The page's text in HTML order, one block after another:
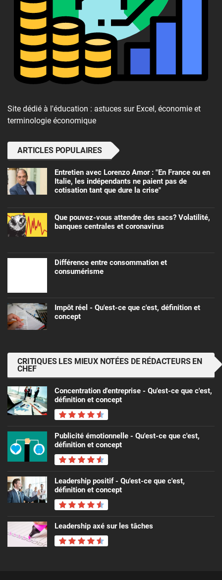
Site dédié à l'éducation : astuces sur Excel, économie et
terminologie économique
ARTICLES POPULAIRES
Entretien avec Lorenzo Amor : "En France ou en
Italie, les indépendants ne paient pas de
cotisation tant que dure la crise"
Que pouvez-vous attendre des sacs? Volatilité,
banques centrales et coronavirus
Différence entre consommation et
consumérisme
Impôt réel - Qu'est-ce que c'est, définition et
concept
CRITIQUES LES MIEUX NOTÉES DE RÉDACTEURS EN
CHEF
Concentration d'entreprise - Qu'est-ce que c'est,
définition et concept
Publicité émotionnelle - Qu'est-ce que c'est,
définition et concept
Leadership positif - Qu'est-ce que c'est,
définition et concept
Leadership axé sur les tâches